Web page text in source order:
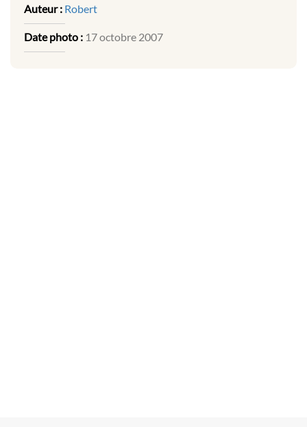
Auteur : Robert
Date photo : 17 octobre 2007